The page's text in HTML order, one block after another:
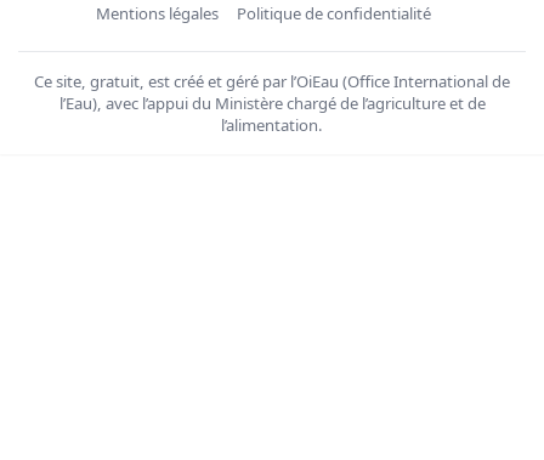
Mentions légales Politique de confidentialité
Ce site, gratuit, est créé et géré par l’OiEau (Office International de
l’Eau), avec l’appui du Ministère chargé de l’agriculture et de
l’alimentation.